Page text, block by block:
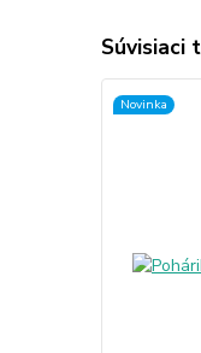
Súvisiaci
Novinka